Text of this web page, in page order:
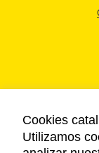
Cookies
Utilizamos